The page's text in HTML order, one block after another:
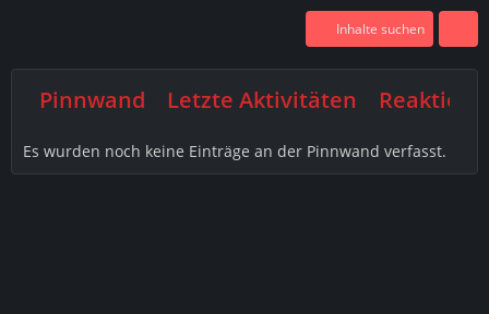
Inhalte suchen
Pinnwand Letzte Aktivitäten
Es wurden noch keine Einträge an der Pinnwand verfasst.